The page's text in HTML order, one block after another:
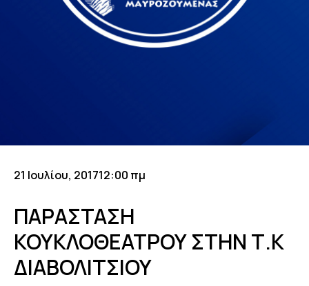
21 Ιουλίου, 201712:00 πμ
ΠΑΡΑΣΤΑΣΗ
ΚΟΥΚΛΟΘΕΑΤΡΟΥ ΣΤΗΝ Τ.Κ
ΔΙΑΒΟΛΙΤΣΙΟΥ